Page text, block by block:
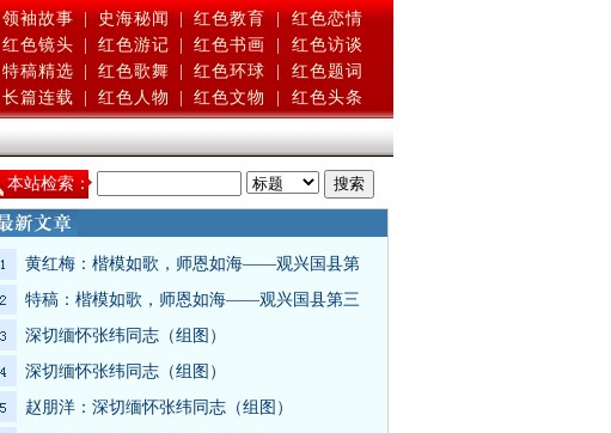
领袖故事 | 史海秘闻 | 红色教育 |
红色恋情
红色镜头 红色游记 红色书画
红色访谈
特稿精选 红色歌舞 红色环球
红色题词
长篇连载 红色人物 红色文物 红色头条
本站检索：
黄红梅：楷模如歌，师恩如海——观兴国县第
特稿：楷模如歌，师恩如海——观兴国县第三
深切缅怀张纬同志（组图）
深切缅怀张纬同志（组图）
赵朋洋：深切缅怀张纬同志（组图）